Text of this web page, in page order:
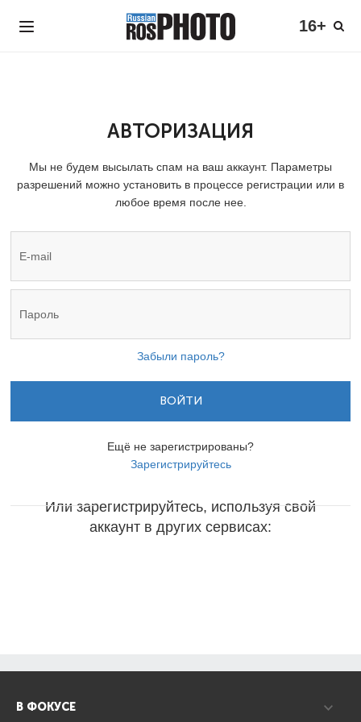
16+
АВТОРИЗАЦИЯ
Мы не будем высылать спам на ваш аккаунт. Параметры
разрешений можно установить в процессе регистрации или в
любое время после нее.
Забыли пароль?
ВОЙТИ
Ещё не зарегистрированы?
Зарегистрируйтесь
Или зарегистрируйтесь, используя свой
аккаунт в других сервисах:
В ФОКУСЕ